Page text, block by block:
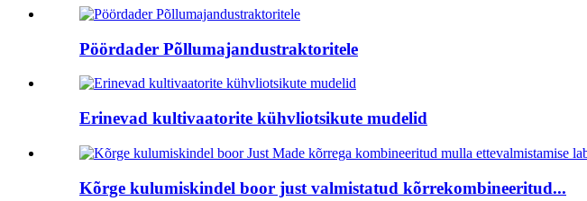
Pöördader Põllumajandustraktoritele
Erinevad kultivaatorite kühvliotsikute mudelid
Kõrge kulumiskindel boor just valmistatud kõrrekombineeritud...